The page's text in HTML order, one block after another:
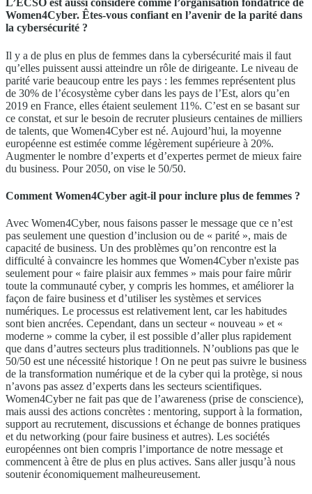
L’ECSO est aussi considéré comme l’organisation fondatrice de
Women4Cyber. Êtes-vous confiant en l’avenir de la parité dans
la cybersécurité ?
Il y a de plus en plus de femmes dans la cybersécurité mais il faut
qu’elles puissent aussi atteindre un rôle de dirigeante. Le niveau de
parité varie beaucoup entre les pays : les femmes représentent plus
de 30% de l’écosystème cyber dans les pays de l’Est, alors qu’en
2019 en France, elles étaient seulement 11%. C’est en se basant sur
ce constat, et sur le besoin de recruter plusieurs centaines de milliers
de talents, que Women4Cyber est né. Aujourd’hui, la moyenne
européenne est estimée comme légèrement supérieure à 20%.
Augmenter le nombre d’experts et d’expertes permet de mieux faire
du business. Pour 2050, on vise le 50/50.
Comment Women4Cyber agit-il pour inclure plus de femmes ?
Avec Women4Cyber, nous faisons passer le message que ce n’est
pas seulement une question d’inclusion ou de « parité », mais de
capacité de business. Un des problèmes qu’on rencontre est la
difficulté à convaincre les hommes que Women4Cyber n'existe pas
seulement pour « faire plaisir aux femmes » mais pour faire mûrir
toute la communauté cyber, y compris les hommes, et améliorer la
façon de faire business et d’utiliser les systèmes et services
numériques. Le processus est relativement lent, car les habitudes
sont bien ancrées. Cependant, dans un secteur « nouveau » et «
moderne » comme la cyber, il est possible d’aller plus rapidement
que dans d’autres secteurs plus traditionnels. N’oublions pas que le
50/50 est une nécessité historique ! On ne peut pas suivre le business
de la transformation numérique et de la cyber qui la protège, si nous
n’avons pas assez d’experts dans les secteurs scientifiques.
Women4Cyber ne fait pas que de l’awareness (prise de conscience),
mais aussi des actions concrètes : mentoring, support à la formation,
support au recrutement, discussions et échange de bonnes pratiques
et du networking (pour faire business et autres). Les sociétés
européennes ont bien compris l’importance de notre message et
commencent à être de plus en plus actives. Sans aller jusqu’à nous
soutenir économiquement malheureusement.